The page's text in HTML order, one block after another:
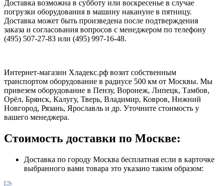
Доставка возможна в субботу или воскресенье в случае
погрузки оборудования в машину накануне в пятницу.
Доставка может быть произведена после подтверждения
заказа и согласования вопросов с менеджером по телефону
(495) 507-27-83 или (495) 997-16-48.
Интернет-магазин Хладекс.рф возит собственным
транспортом оборудование в радиусе 500 км от Москвы. Мы
привезем оборудование в Пензу, Воронеж, Липецк, Тамбов,
Орёл, Брянск, Калугу, Тверь, Владимир, Ковров, Нижний
Новгород, Рязань, Ярославль и др. Уточните стоимость у
вашего менеджера.
Стоимость доставки по Москве:
Доставка по городу Москва бесплатная если в карточке
выбранного вами товара это указано таким образом: